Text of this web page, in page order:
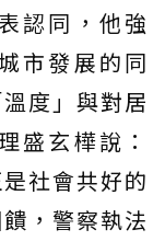
認同，他強
市發展的同
度」與對居
盛玄樺說：
社會共好的
，警察執法